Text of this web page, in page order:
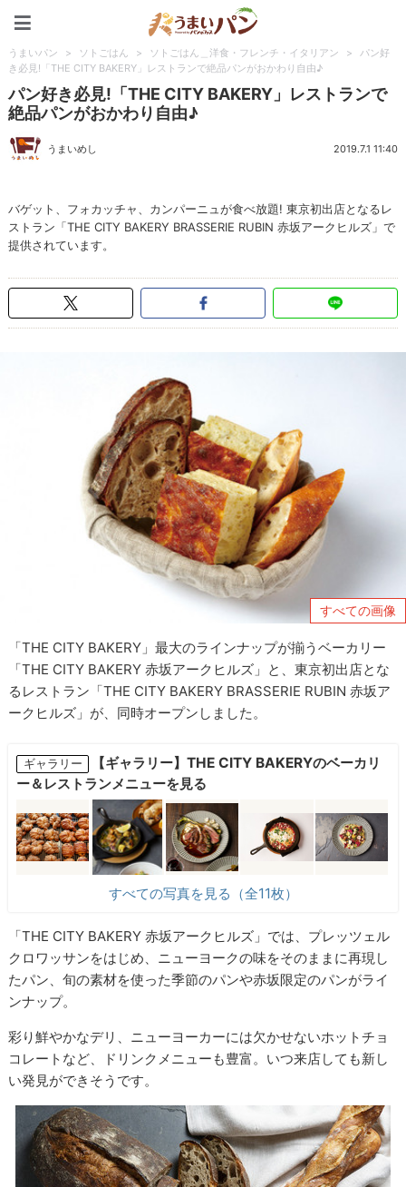
うまいパン > ソトごはん > ソトごはん＿洋食・フレンチ・イタリアン >
パン好
き必見!「THE CITY BAKERY」レストランで絶品パンがおかわり自由♪
パン好き必見!「THE CITY BAKERY」レストランで
絶品パンがおかわり自由♪
うまいめし 2019.7.1 11:40
バゲット、フォカッチャ、カンパーニュが食べ放題! 東京初出店となるレ
ストラン「THE CITY BAKERY BRASSERIE RUBIN 赤坂アークヒルズ」で
提供されています。
すべての画像
「THE CITY BAKERY」最大のラインナップが揃うベーカリー
「THE CITY BAKERY 赤坂アークヒルズ」と、東京初出店とな
るレストラン「THE CITY BAKERY BRASSERIE RUBIN 赤坂ア
ークヒルズ」が、同時オープンしました。
ギャラリー
【ギャラリー】THE CITY BAKERYのベーカリ
ー＆レストランメニューを見る
すべての写真を見る（全11枚）
「THE CITY BAKERY 赤坂アークヒルズ」では、プレッツェル
クロワッサンをはじめ、ニューヨークの味をそのままに再現し
たパン、旬の素材を使った季節のパンや赤坂限定のパンがライ
ンナップ。
彩り鮮やかなデリ、ニューヨーカーには欠かせないホットチョ
コレートなど、ドリンクメニューも豊富。いつ来店しても新し
い発見ができそうです。